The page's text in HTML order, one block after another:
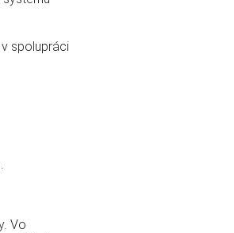
spolupráci
Vo